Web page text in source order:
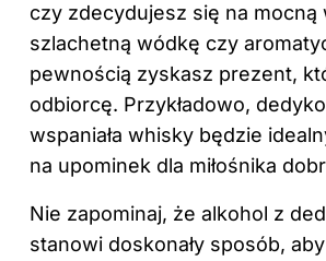
czy zdecydujesz się na mocną
szlachetną wódkę czy
pewnością zyskasz prezent,
odbiorcę. Przykładowo,
wspaniała whisky będzie
na upominek dla miłośnika
Nie zapominaj, że alkohol z
stanowi doskonały sposób,